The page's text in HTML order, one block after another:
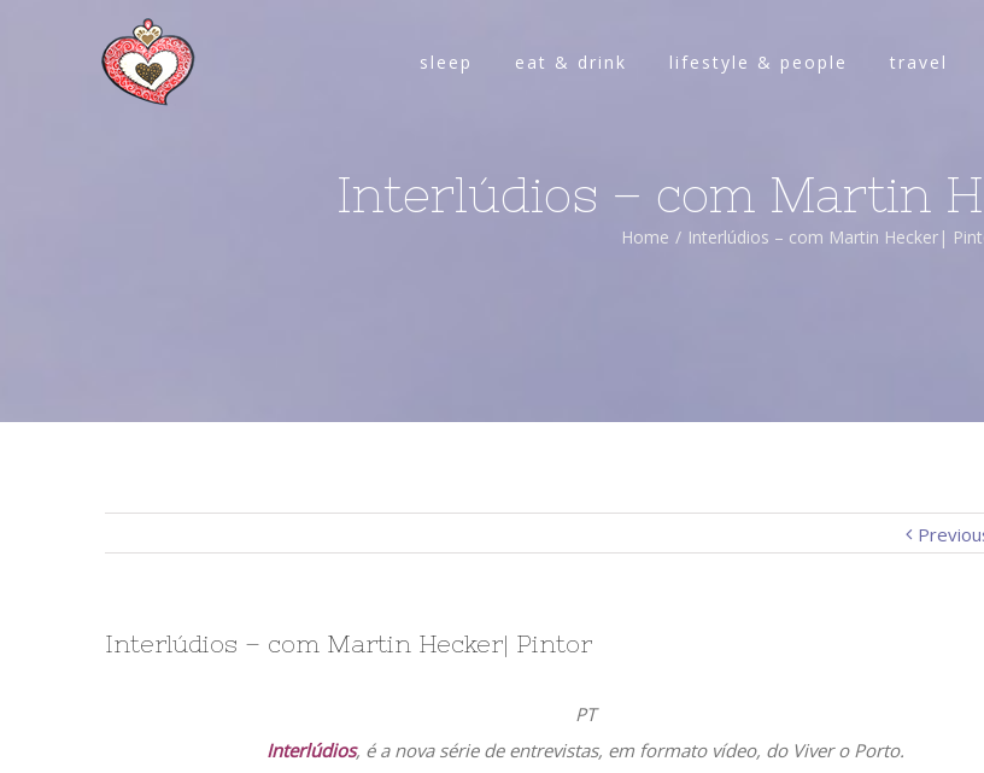
sleep eat & drink lifestyle & people travel
Interlúdios – com Martin
Home / Interlúdios – com Martin Hecker|
Interlúdios – com Martin Hecker| Pintor
PT
Interlúdios, é a nova série de entrevistas, em formato vídeo, do Viver o Porto.